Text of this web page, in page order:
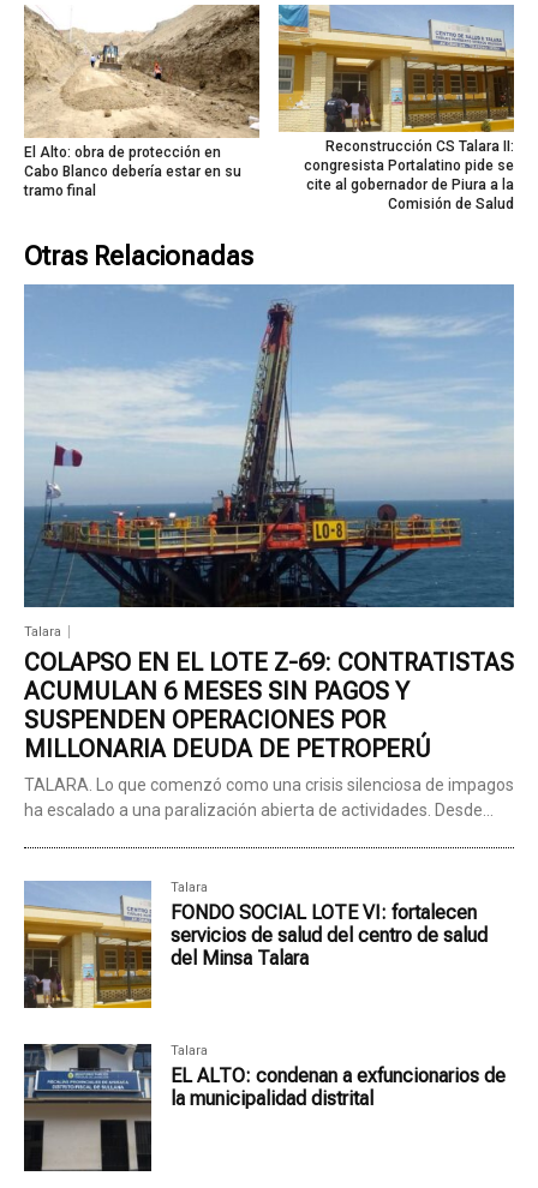
El Alto: obra de protección en
Cabo Blanco debería estar en su
tramo final
Reconstrucción CS Talara II:
congresista Portalatino pide se
cite al gobernador de Piura a la
Comisión de Salud
Otras Relacionadas
Talara
COLAPSO EN EL LOTE Z-69: CONTRATISTAS
ACUMULAN 6 MESES SIN PAGOS Y
SUSPENDEN OPERACIONES POR
MILLONARIA DEUDA DE PETROPERÚ
TALARA. Lo que comenzó como una crisis silenciosa de impagos
ha escalado a una paralización abierta de actividades. Desde...
Talara
FONDO SOCIAL LOTE VI: fortalecen
servicios de salud del centro de salud
del Minsa Talara
Talara
EL ALTO: condenan a exfuncionarios de
la municipalidad distrital